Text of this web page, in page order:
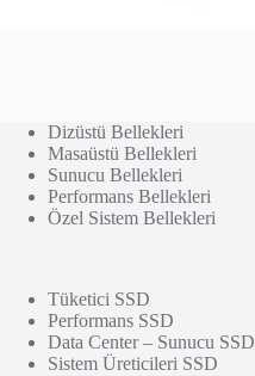
Dizüstü Bellekleri
Masaüstü Bellekleri
Sunucu Bellekleri
Performans Bellekleri
Özel Sistem Bellekleri
Tüketici SSD
Performans SSD
Data Center – Sunucu SSD
Sistem Üreticileri SSD